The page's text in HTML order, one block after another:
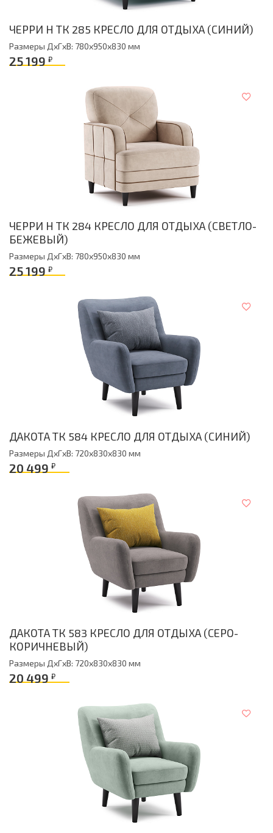
ЧЕРРИ Н ТК 285 КРЕСЛО ДЛЯ ОТДЫХА (СИНИЙ)
Размеры ДxГxВ: 780x950x830 мм
25 199₽
ЧЕРРИ Н ТК 284 КРЕСЛО ДЛЯ ОТДЫХА (СВЕТЛО-
БЕЖЕВЫЙ)
Размеры ДxГxВ: 780x950x830 мм
25 199₽
ДАКОТА ТК 584 КРЕСЛО ДЛЯ ОТДЫХА (СИНИЙ)
Размеры ДxГxВ: 720x830x830 мм
20 499 ₽
ДАКОТА ТК 583 КРЕСЛО ДЛЯ ОТДЫХА (СЕРО-
КОРИЧНЕВЫЙ)
Размеры ДxГxВ: 720x830x830 мм
20 499₽